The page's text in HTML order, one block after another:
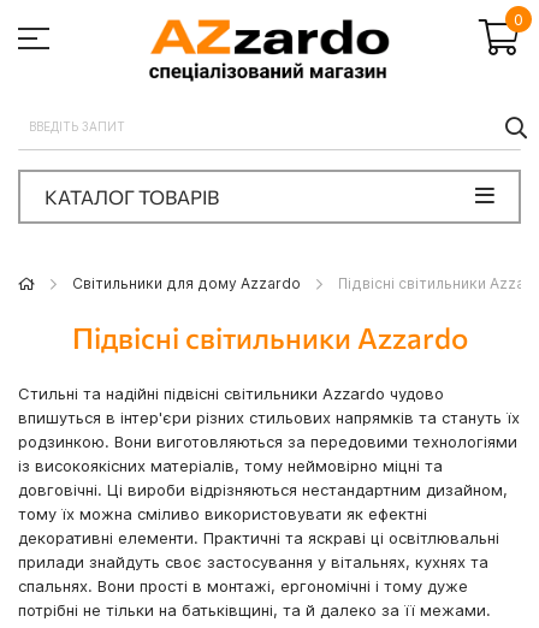
0
КАТАЛОГ ТОВАРІВ
Світильники для дому Azzardo Підвісні світильники
Підвісні світильники Azzardo
Стильні та надійні підвісні світильники Azzardo чудово
впишуться в інтер'єри різних стильових напрямків та стануть їх
родзинкою. Вони виготовляються за передовими технологіями
із високоякісних матеріалів, тому неймовірно міцні та
довговічні. Ці вироби відрізняються нестандартним дизайном,
тому їх можна сміливо використовувати як ефектні
декоративні елементи. Практичні та яскраві ці освітлювальні
прилади знайдуть своє застосування у вітальнях, кухнях та
спальнях. Вони прості в монтажі, ергономічні і тому дуже
потрібні не тільки на батьківщині, та й далеко за її межами.